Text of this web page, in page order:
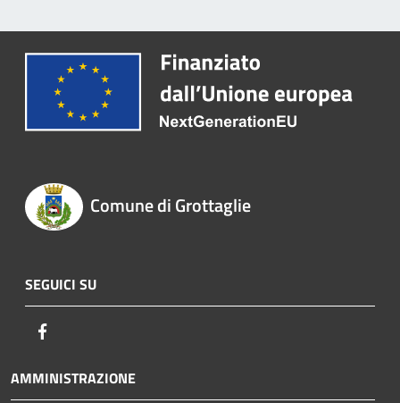
Comune di Grottaglie
SEGUICI SU
AMMINISTRAZIONE